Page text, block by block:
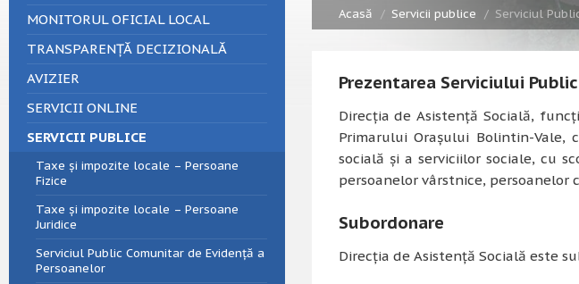
Acasă Servicii publice Serviciul
Prezentarea Serviciului
Direcția de Asistență Socială,
Primarului Orașului Bolintin-
socială și a serviciilor sociale, cu
persoanelor vârstnice,
Subordonare
Direcția de Asistență Socială este
MONITORUL OFICIAL LOCAL
TRANSPARENȚĂ DECIZIONALĂ
AVIZIER
SERVICII ONLINE
SERVICII PUBLICE
Taxe și impozite locale – Persoane
Fizice
Taxe și impozite locale – Persoane
Juridice
Serviciul Public Comunitar de Evidență a
Persoanelor